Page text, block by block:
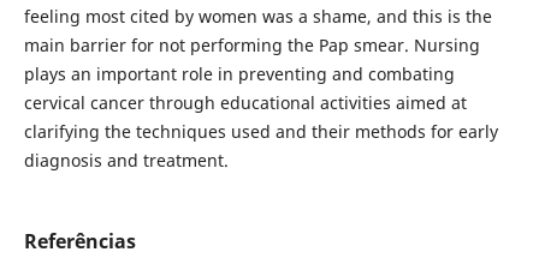
feeling most cited by women was a shame, and this is the
main barrier for not performing the Pap smear. Nursing
plays an important role in preventing and combating
cervical cancer through educational activities aimed at
clarifying the techniques used and their methods for early
diagnosis and treatment.
Referências